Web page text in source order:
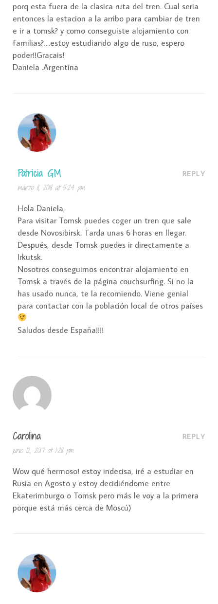
porq esta fuera de la clasica ruta del tren. Cual seria
entonces la estacion a la arribo para cambiar de tren
e ir a tomsk? y como conseguiste alojamiento con
familias?….estoy estudiando algo de ruso, espero
poder!!Gracais!
Daniela .Argentina
Patricia GM
marzo 11, 2018 at 5:24 pm
REPLY
Hola Daniela,
Para visitar Tomsk puedes coger un tren que sale
desde Novosibirsk. Tarda unas 6 horas en llegar.
Después, desde Tomsk puedes ir directamente a
Irkutsk.
Nosotros conseguimos encontrar alojamiento en
Tomsk a través de la página couchsurfing. Si no la
has usado nunca, te la recomiendo. Viene genial
para contactar con la población local de otros países
Saludos desde España!!!!
Carolina
junio 12, 2017 at 1:28 pm
REPLY
Wow qué hermoso! estoy indecisa, iré a estudiar en
Rusia en Agosto y estoy decidiéndome entre
Ekaterimburgo o Tomsk pero más le voy a la primera
porque está más cerca de Moscú)